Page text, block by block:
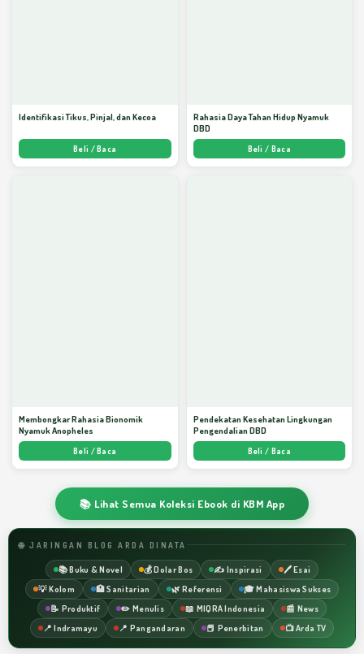
Identifikasi Tikus, Pinjal, dan Kecoa
Beli / Baca
Rahasia Daya Tahan Hidup Nyamuk
DBD
Beli / Baca
Membongkar Rahasia Bionomik
Nyamuk Anopheles
Beli / Baca
Pendekatan Kesehatan Lingkungan
Pengendalian DBD
Beli / Baca
📚 Lihat Semua Koleksi Ebook di KBM App
🌐 JARINGAN BLOG ARDA DINATA
📚 Buku & Novel 💰 Dolar Bos ✍️ Inspirasi
🖊️ Esai
💡 Kolom
🏥 Sanitarian 🌿 Referensi
🎓 Mahasiswa Sukses
📝 Produktif
✏️ Menulis 📖 MIQRA Indonesia
📰 News
📍 Indramayu
📍 Pangandaran 📕 Penerbitan 📺 Arda TV